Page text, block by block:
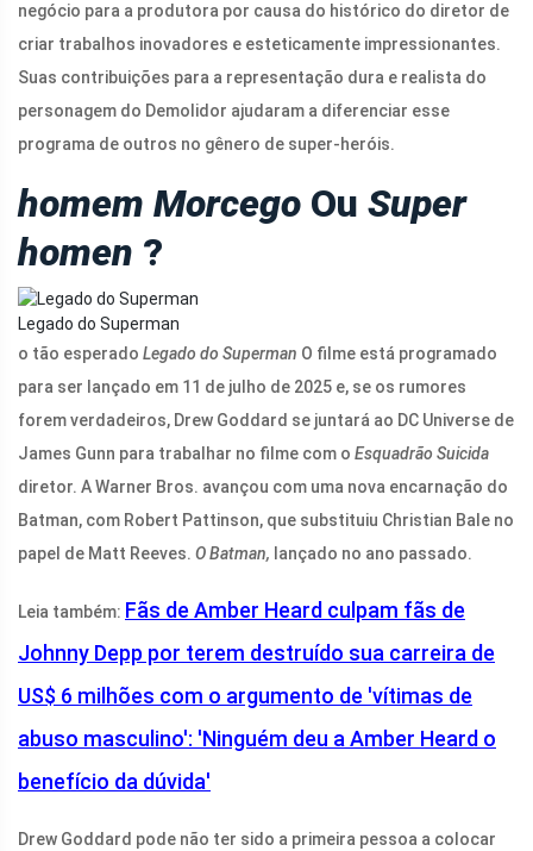
negócio para a produtora por causa do histórico do diretor de
criar trabalhos inovadores e esteticamente impressionantes.
Suas contribuições para a representação dura e realista do
personagem do Demolidor ajudaram a diferenciar esse
programa de outros no gênero de super-heróis.
homem Morcego Ou Super
homen ?
Legado do Superman
o tão esperado Legado do Superman O filme está programado
para ser lançado em 11 de julho de 2025 e, se os rumores
forem verdadeiros, Drew Goddard se juntará ao DC Universe de
James Gunn para trabalhar no filme com o Esquadrão Suicida
diretor. A Warner Bros. avançou com uma nova encarnação do
Batman, com Robert Pattinson, que substituiu Christian Bale no
papel de Matt Reeves. O Batman, lançado no ano passado.
Leia também: Fãs de Amber Heard culpam fãs de
Johnny Depp por terem destruído sua carreira de
US$ 6 milhões com o argumento de 'vítimas de
abuso masculino': 'Ninguém deu a Amber Heard o
benefício da dúvida'
Drew Goddard pode não ter sido a primeira pessoa a colocar